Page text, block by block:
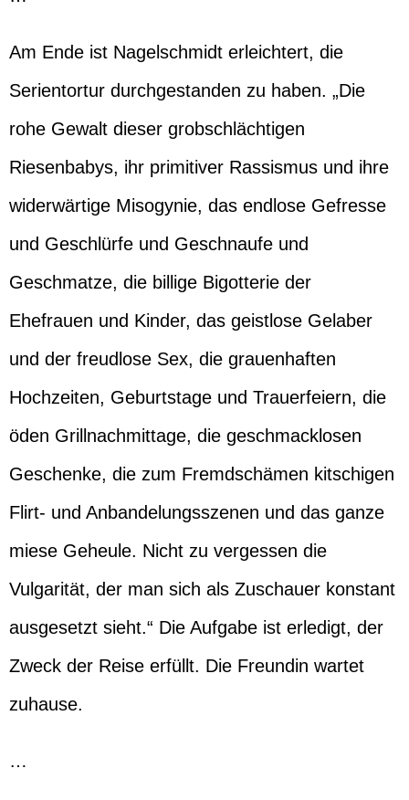
Am Ende ist Nagelschmidt erleichtert, die
Serientortur durchgestanden zu haben. „Die
rohe Gewalt dieser grobschlächtigen
Riesenbabys, ihr primitiver Rassismus und ihre
widerwärtige Misogynie, das endlose Gefresse
und Geschlürfe und Geschnaufe und
Geschmatze, die billige Bigotterie der
Ehefrauen und Kinder, das geistlose Gelaber
und der freudlose Sex, die grauenhaften
Hochzeiten, Geburtstage und Trauerfeiern, die
öden Grillnachmittage, die geschmacklosen
Geschenke, die zum Fremdschämen kitschigen
Flirt- und Anbandelungsszenen und das ganze
miese Geheule. Nicht zu vergessen die
Vulgarität, der man sich als Zuschauer konstant
ausgesetzt sieht.“ Die Aufgabe ist erledigt, der
Zweck der Reise erfüllt. Die Freundin wartet
zuhause.
…